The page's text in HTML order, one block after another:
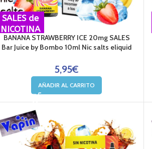
SALES de
NICOTINA
BANANA STRAWBERRY ICE 20mg SALES
Bar Juice by Bombo 10ml Nic salts eliquid
5,95€
AÑADIR AL CARRITO